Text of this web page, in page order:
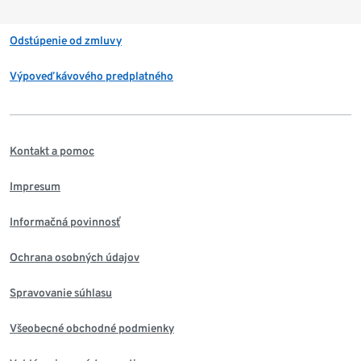
Odstúpenie od zmluvy
Výpoveď kávového predplatného
Kontakt a pomoc
Impresum
Informačná povinnosť
Ochrana osobných údajov
Spravovanie súhlasu
Všeobecné obchodné podmienky